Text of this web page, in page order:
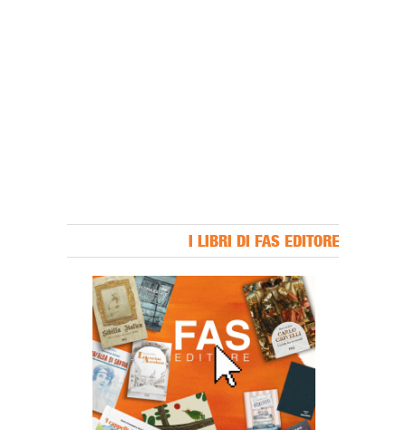
I LIBRI DI FAS EDITORE